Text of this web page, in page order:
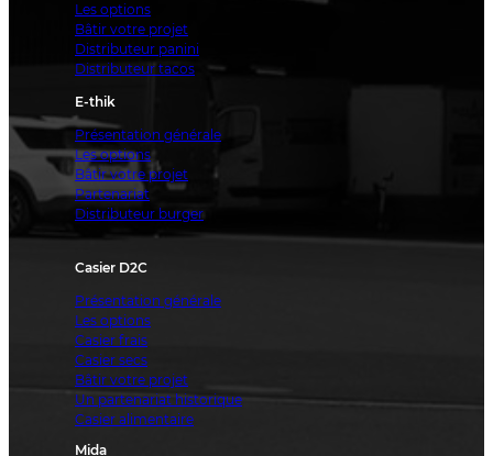
Les options
Bâtir votre projet
Distributeur panini
Distributeur tacos
E-thik
Présentation générale
Les options
Bâtir votre projet
Partenariat
Distributeur burger
Casier D2C
Présentation générale
Les options
Casier frais
Casier secs
Bâtir votre projet
Un partenariat historique
Casier alimentaire
Mida